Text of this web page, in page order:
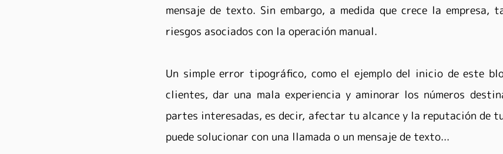
mensaje de texto. Sin embargo, a medida que crece la empresa,
riesgos asociados con la operación manual.
Un simple error tipográfico, como el ejemplo del inicio de este
clientes, dar una mala experiencia y aminorar los números
partes interesadas, es decir, afectar tu alcance y la reputación de
puede solucionar con una llamada o un mensaje de texto...